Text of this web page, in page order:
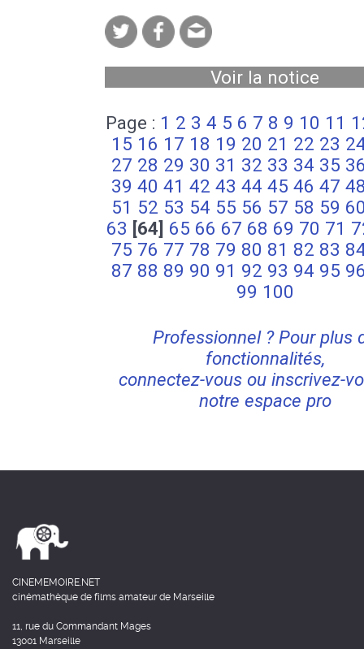
Voir la notice
Page : 1 2 3 4 5 6 7 8 9 10 11
15 16 17 18 19 20 21 22 23
27 28 29 30 31 32 33 34 35
39 40 41 42 43 44 45 46 47
51 52 53 54 55 56 57 58 59
63 [64] 65 66 67 68 69 70 71
75 76 77 78 79 80 81 82 83
87 88 89 90 91 92 93 94 95
99 100
Professionnel ? Pour plus
fonctionnalités,
connectez-vous ou inscrivez-
notre espace pro
CINEMEMOIRE.NET
cinémathèque de films amateur de Marseille
11, rue du Commandant Mages
13001 Marseille